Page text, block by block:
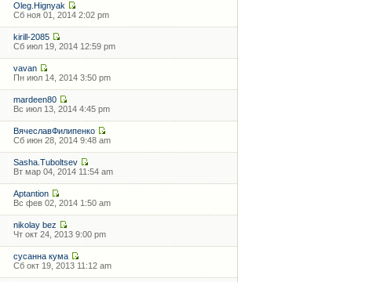
Oleg.Hignyak
Сб ноя 01, 2014 2:02 pm
kirill-2085
Сб июл 19, 2014 12:59 pm
vavan
Пн июл 14, 2014 3:50 pm
mardeen80
Вс июл 13, 2014 4:45 pm
ВячеславФилипенко
Сб июн 28, 2014 9:48 am
Sasha.Tuboltsev
Вт мар 04, 2014 11:54 am
Aptantion
Вс фев 02, 2014 1:50 am
nikolay bez
Чт окт 24, 2013 9:00 pm
сусанна кума
Сб окт 19, 2013 11:12 am